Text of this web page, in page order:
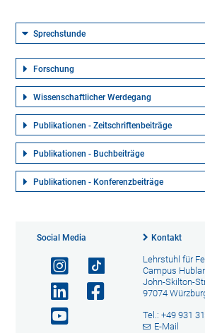
Sprechstunde
Forschung
Wissenschaftlicher Werdegang
Publikationen - Zeitschriftenbeiträge
Publikationen - Buchbeiträge
Publikationen - Konferenzbeiträge
Social Media Kontakt
Lehrstuhl für
Campus
John-Skilton-
97074
Tel.: +49 931
E-Mail